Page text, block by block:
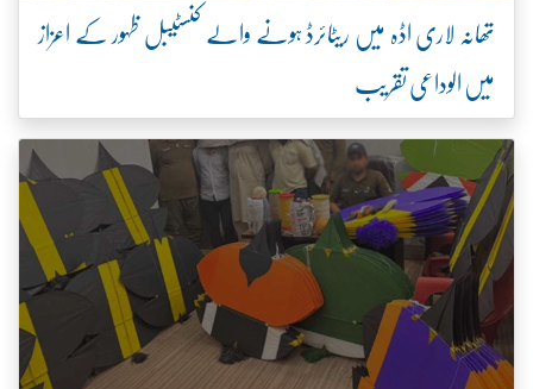
تھانہ لاری اڈہ میں ریٹائرڈ ہونے والے کنسٹیبل ظہور کے اعزاز
میں الوداعی تقریب